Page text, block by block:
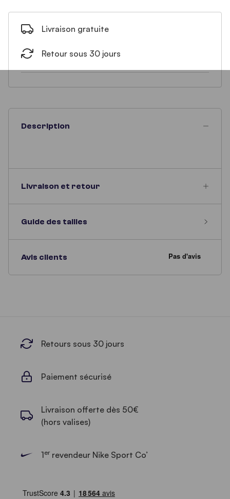
Livraison gratuite
Retour sous 30 jours
Description
Livraison et retour
Guide des tailles
Avis clients
Retours sous 30 jours
Paiement sécurisé
Livraison offerte dès 50€
(hors valises)
1errevendeur Nike Sport Co’